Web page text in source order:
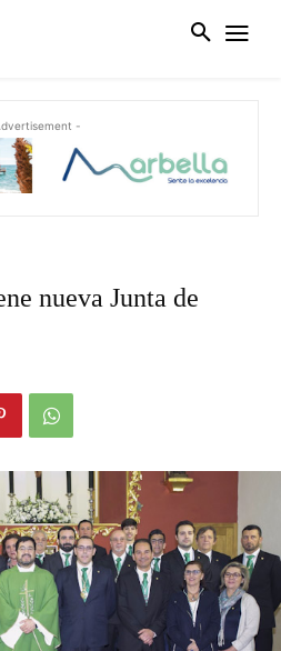
-
nueva Junta de